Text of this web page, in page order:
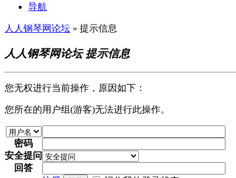
导航
人人钢琴网论坛 » 提示信息
人人钢琴网论坛 提示信息
您无权进行当前操作，原因如下：
您所在的用户组(游客)无法进行此操作。
密码
安全提问
回答